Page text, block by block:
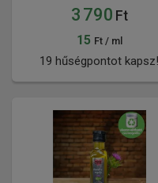
3 790 Ft
15 Ft / ml
19 hűségpontot kapsz!